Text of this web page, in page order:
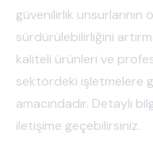
güvenilirlik
sürdürülebilirliğini
kaliteli ürünleri ve
sektördeki işletmelere
amacındadır. Detaylı
iletişime geçebilirsiniz.